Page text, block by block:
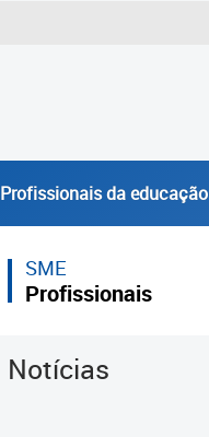
Profissionais da educação
SME
Profissionais
Notícias